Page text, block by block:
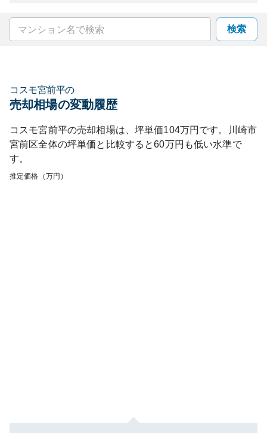
検索
コスモ宮前平の
売却相場の変動履歴
コスモ宮前平の売却相場は、坪単価104万円です。
川崎市
宮前区全体の坪単価と比較すると60万円も低い水準で
す。
推定価格（万円）